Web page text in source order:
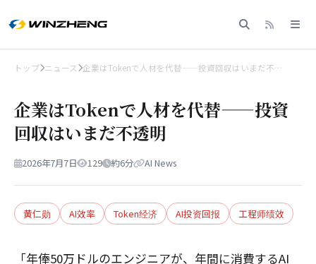
トップ ニュース 企業はTokenで人材を代替——投資回収はいまだ不…
企業はTokenで人材を代替——投資
回収はいまだ不透明
2026年7月7日 129 約6分 AI News
黄仁勋 AI效率 Token经济 AI投资回报 工程师绩效
「年俸50万ドルのエンジニアが、年間に消費するAI